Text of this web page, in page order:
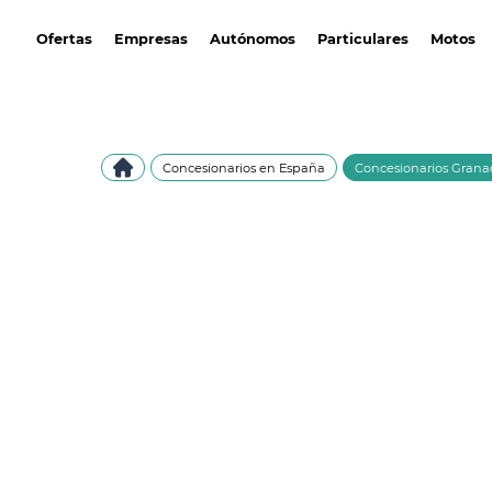
Ofertas Empresas Autónomos Particulares Motos
Concesionarios en España Concesionarios